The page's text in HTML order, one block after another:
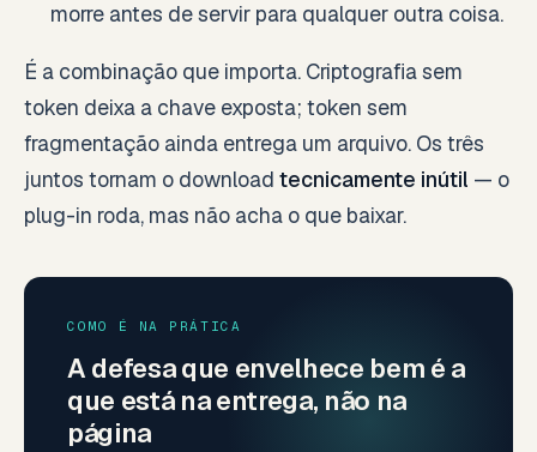
morre antes de servir para qualquer outra coisa.
É a combinação que importa. Criptografia sem
token deixa a chave exposta; token sem
fragmentação ainda entrega um arquivo. Os três
juntos tornam o download tecnicamente inútil — o
plug-in roda, mas não acha o que baixar.
COMO É NA PRÁTICA
A defesa que envelhece bem é a
que está na entrega, não na
página